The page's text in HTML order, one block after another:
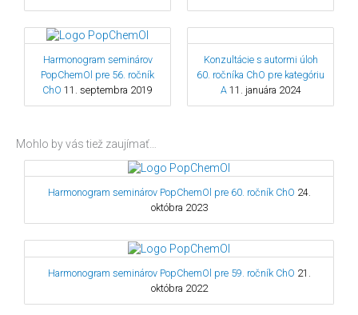
Harmonogram seminárov
PopChemOl pre 56. ročník
ChO 11. septembra 2019
Konzultácie s autormi úloh
60. ročníka ChO pre kategóriu
A 11. januára 2024
Mohlo by vás tiež zaujímať…
Harmonogram seminárov PopChemOl pre 60. ročník ChO 24.
októbra 2023
Harmonogram seminárov PopChemOl pre 59. ročník ChO 21.
októbra 2022